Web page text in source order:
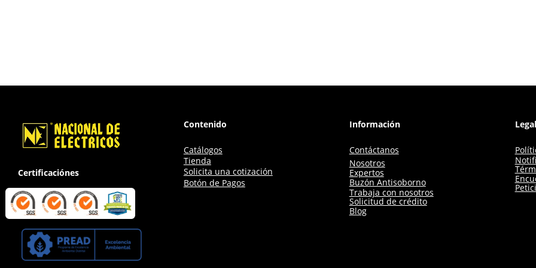
Certificaciónes
Contenido
Catálogos
Tienda
Solicita una cotización
Botón de Pagos
Información
Contáctanos
Nosotros
Expertos
Buzón Antisoborno
Trabaja con nosotros
Solicitud de crédito
Blog
Legal